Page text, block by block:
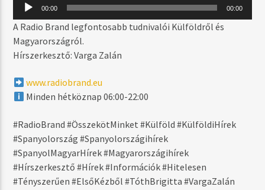
AI NO CORRIDA (ORIGINAL RADIO EDIT)
UNITING NATIONS
MŰSOR ADÁSBAN
06:00 17:59
00:00 00:00
A Radio Brand legfontosabb tudnivalói Külföldről és
Magyarországról.
Hírszerkesztő: Varga Zalán
www.radiobrand.eu
Minden hétköznap 06:00-22:00
#RadioBrand #ÖsszekötMinket #Külföld #KülföldiHírek
#Spanyolország #Spanyolországihírek
#SpanyolMagyarHírek #Magyarországihírek
#Hírszerkesztő #Hírek #Információk #Hitelesen
#Tényszerűen #ElsőKézből #TóthBrigitta #VargaZalán